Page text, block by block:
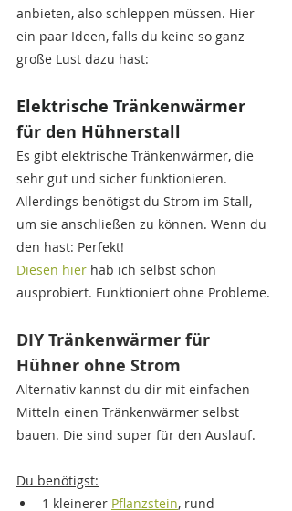
anbieten, also schleppen müssen. Hier
ein paar Ideen, falls du keine so ganz
große Lust dazu hast:
Elektrische Tränkenwärmer
für den Hühnerstall
Es gibt elektrische Tränkenwärmer, die
sehr gut und sicher funktionieren.
Allerdings benötigst du Strom im Stall,
um sie anschließen zu können. Wenn du
den hast: Perfekt!
Diesen hier hab ich selbst schon
ausprobiert. Funktioniert ohne Probleme.
DIY Tränkenwärmer für
Hühner ohne Strom
Alternativ kannst du dir mit einfachen
Mitteln einen Tränkenwärmer selbst
bauen. Die sind super für den Auslauf.
Du benötigst:
1 kleinerer Pflanzstein, rund